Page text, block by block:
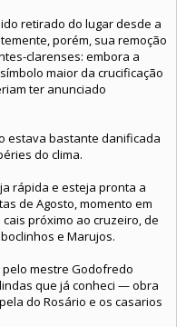
retirado do lugar desde a
porém, sua remoção
clarenses: embora a
maior da crucificação
ter anunciado
estava bastante danificada
do clima.
rápida e esteja pronta a
de Agosto, momento em
próximo ao cruzeiro, de
e Marujos.
mestre Godofredo
que já conheci — obra
do Rosário e os casarios